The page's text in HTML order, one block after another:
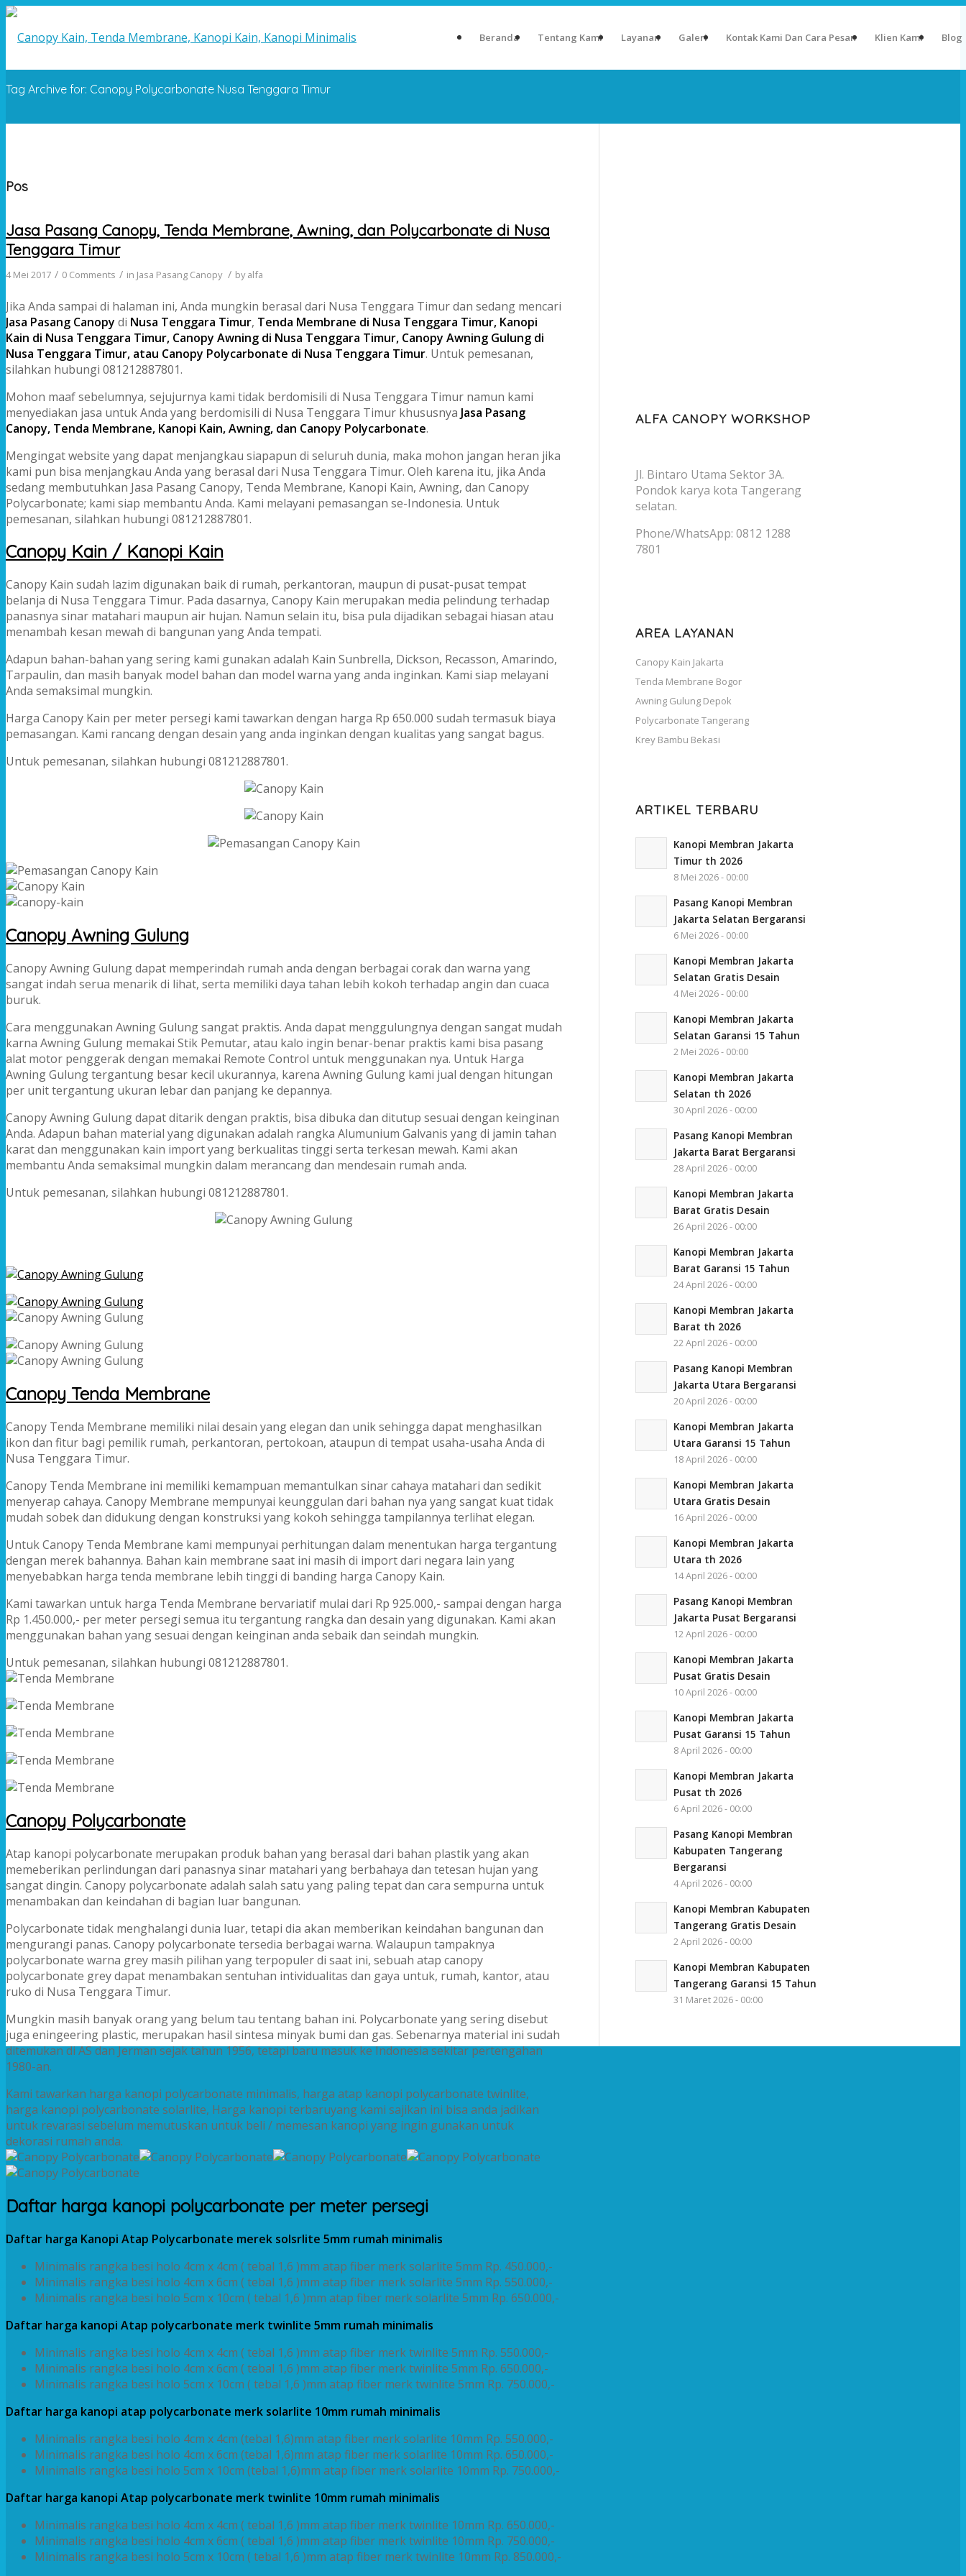
Beranda Tentang Kami Layanan Galeri Kontak Kami Dan Cara Pesan Klien Kami Blog
Tag Archive for: Canopy Polycarbonate Nusa Tenggara Timur
Pos
Jasa Pasang Canopy, Tenda Membrane, Awning, dan Polycarbonate di Nusa
Tenggara Timur
4 Mei 2017 / 0 Comments / in Jasa Pasang Canopy / byalfa
Jika Anda sampai di halaman ini, Anda mungkin berasal dari Nusa Tenggara Timur dan sedang mencari
Jasa Pasang Canopy di Nusa Tenggara Timur, Tenda Membrane di Nusa Tenggara Timur, Kanopi
Kain di Nusa Tenggara Timur, Canopy Awning di Nusa Tenggara Timur, Canopy Awning Gulung di
Nusa Tenggara Timur, atau Canopy Polycarbonate di Nusa Tenggara Timur. Untuk pemesanan,
silahkan hubungi 081212887801.
Mohon maaf sebelumnya, sejujurnya kami tidak berdomisili di Nusa Tenggara Timur namun kami
menyediakan jasa untuk Anda yang berdomisili di Nusa Tenggara Timur khususnya Jasa Pasang
Canopy, Tenda Membrane, Kanopi Kain, Awning, dan Canopy Polycarbonate.
Mengingat website yang dapat menjangkau siapapun di seluruh dunia, maka mohon jangan heran jika
kami pun bisa menjangkau Anda yang berasal dari Nusa Tenggara Timur. Oleh karena itu, jika Anda
sedang membutuhkan Jasa Pasang Canopy, Tenda Membrane, Kanopi Kain, Awning, dan Canopy
Polycarbonate; kami siap membantu Anda. Kami melayani pemasangan se-Indonesia. Untuk
pemesanan, silahkan hubungi 081212887801.
Canopy Kain / Kanopi Kain
Canopy Kain sudah lazim digunakan baik di rumah, perkantoran, maupun di pusat-pusat tempat
belanja di Nusa Tenggara Timur. Pada dasarnya, Canopy Kain merupakan media pelindung terhadap
panasnya sinar matahari maupun air hujan. Namun selain itu, bisa pula dijadikan sebagai hiasan atau
menambah kesan mewah di bangunan yang Anda tempati.
Adapun bahan-bahan yang sering kami gunakan adalah Kain Sunbrella, Dickson, Recasson, Amarindo,
Tarpaulin, dan masih banyak model bahan dan model warna yang anda inginkan. Kami siap melayani
Anda semaksimal mungkin.
Harga Canopy Kain per meter persegi kami tawarkan dengan harga Rp 650.000 sudah termasuk biaya
pemasangan. Kami rancang dengan desain yang anda inginkan dengan kualitas yang sangat bagus.
Untuk pemesanan, silahkan hubungi 081212887801.
Canopy Awning Gulung
Canopy Awning Gulung dapat memperindah rumah anda dengan berbagai corak dan warna yang
sangat indah serua menarik di lihat, serta memiliki daya tahan lebih kokoh terhadap angin dan cuaca
buruk.
Cara menggunakan Awning Gulung sangat praktis. Anda dapat menggulungnya dengan sangat mudah
karna Awning Gulung memakai Stik Pemutar, atau kalo ingin benar-benar praktis kami bisa pasang
alat motor penggerak dengan memakai Remote Control untuk menggunakan nya. Untuk Harga
Awning Gulung tergantung besar kecil ukurannya, karena Awning Gulung kami jual dengan hitungan
per unit tergantung ukuran lebar dan panjang ke depannya.
Canopy Awning Gulung dapat ditarik dengan praktis, bisa dibuka dan ditutup sesuai dengan keinginan
Anda. Adapun bahan material yang digunakan adalah rangka Alumunium Galvanis yang di jamin tahan
karat dan menggunakan kain import yang berkualitas tinggi serta terkesan mewah. Kami akan
membantu Anda semaksimal mungkin dalam merancang dan mendesain rumah anda.
Untuk pemesanan, silahkan hubungi 081212887801.
Canopy Tenda Membrane
Canopy Tenda Membrane memiliki nilai desain yang elegan dan unik sehingga dapat menghasilkan
ikon dan fitur bagi pemilik rumah, perkantoran, pertokoan, ataupun di tempat usaha-usaha Anda di
Nusa Tenggara Timur.
Canopy Tenda Membrane ini memiliki kemampuan memantulkan sinar cahaya matahari dan sedikit
menyerap cahaya. Canopy Membrane mempunyai keunggulan dari bahan nya yang sangat kuat tidak
mudah sobek dan didukung dengan konstruksi yang kokoh sehingga tampilannya terlihat elegan.
Untuk Canopy Tenda Membrane kami mempunyai perhitungan dalam menentukan harga tergantung
dengan merek bahannya. Bahan kain membrane saat ini masih di import dari negara lain yang
menyebabkan harga tenda membrane lebih tinggi di banding harga Canopy Kain.
Kami tawarkan untuk harga Tenda Membrane bervariatif mulai dari Rp 925.000,- sampai dengan harga
Rp 1.450.000,- per meter persegi semua itu tergantung rangka dan desain yang digunakan. Kami akan
menggunakan bahan yang sesuai dengan keinginan anda sebaik dan seindah mungkin.
Untuk pemesanan, silahkan hubungi 081212887801.
Canopy Polycarbonate
Atap kanopi polycarbonate merupakan produk bahan yang berasal dari bahan plastik yang akan
memeberikan perlindungan dari panasnya sinar matahari yang berbahaya dan tetesan hujan yang
sangat dingin. Canopy polycarbonate adalah salah satu yang paling tepat dan cara sempurna untuk
menambakan dan keindahan di bagian luar bangunan.
Polycarbonate tidak menghalangi dunia luar, tetapi dia akan memberikan keindahan bangunan dan
mengurangi panas. Canopy polycarbonate tersedia berbagai warna. Walaupun tampaknya
polycarbonate warna grey masih pilihan yang terpopuler di saat ini, sebuah atap canopy
polycarbonate grey dapat menambakan sentuhan intividualitas dan gaya untuk, rumah, kantor, atau
ruko di Nusa Tenggara Timur.
Mungkin masih banyak orang yang belum tau tentang bahan ini. Polycarbonate yang sering disebut
juga eningeering plastic, merupakan hasil sintesa minyak bumi dan gas. Sebenarnya material ini sudah
ditemukan di AS dan Jerman sejak tahun 1956, tetapi baru masuk ke Indonesia sekitar pertengahan
1980-an.
Kami tawarkan harga kanopi polycarbonate minimalis, harga atap kanopi polycarbonate twinlite,
harga kanopi polycarbonate solarlite, Harga kanopi terbaruyang kami sajikan ini bisa anda jadikan
untuk revarasi sebelum memutuskan untuk beli / memesan kanopi yang ingin gunakan untuk
dekorasi rumah anda.
Daftar harga kanopi polycarbonate per meter persegi
Daftar harga Kanopi Atap Polycarbonate merek solsrlite 5mm rumah minimalis
Minimalis rangka besi holo 4cm x 4cm ( tebal 1,6 )mm atap fiber merk solarlite 5mm Rp. 450.000,-
Minimalis rangka besi holo 4cm x 6cm ( tebal 1,6 )mm atap fiber merk solarlite 5mm Rp. 550.000,-
Minimalis rangka besi holo 5cm x 10cm ( tebal 1,6 )mm atap fiber merk solarlite 5mm Rp. 650.000,-
Daftar harga kanopi Atap polycarbonate merk twinlite 5mm rumah minimalis
Minimalis rangka besi holo 4cm x 4cm ( tebal 1,6 )mm atap fiber merk twinlite 5mm Rp. 550.000,-
Minimalis rangka besi holo 4cm x 6cm ( tebal 1,6 )mm atap fiber merk twinlite 5mm Rp. 650.000,-
Minimalis rangka besi holo 5cm x 10cm ( tebal 1,6 )mm atap fiber merk twinlite 5mm Rp. 750.000,-
Daftar harga kanopi atap polycarbonate merk solarlite 10mm rumah minimalis
Minimalis rangka besi holo 4cm x 4cm (tebal 1,6)mm atap fiber merk solarlite 10mm Rp. 550.000,-
Minimalis rangka besi holo 4cm x 6cm (tebal 1,6)mm atap fiber merk solarlite 10mm Rp. 650.000,-
Minimalis rangka besi holo 5cm x 10cm (tebal 1,6)mm atap fiber merk solarlite 10mm Rp. 750.000,-
Daftar harga kanopi Atap polycarbonate merk twinlite 10mm rumah minimalis
Minimalis rangka besi holo 4cm x 4cm ( tebal 1,6 )mm atap fiber merk twinlite 10mm Rp. 650.000,-
Minimalis rangka besi holo 4cm x 6cm ( tebal 1,6 )mm atap fiber merk twinlite 10mm Rp. 750.000,-
Minimalis rangka besi holo 5cm x 10cm ( tebal 1,6 )mm atap fiber merk twinlite 10mm Rp. 850.000,-
ALFA CANOPY WORKSHOP
Jl. Bintaro Utama Sektor 3A.
Pondok karya kota Tangerang
selatan.
Phone/WhatsApp: 0812 1288
7801
AREA LAYANAN
Canopy Kain Jakarta
Tenda Membrane Bogor
Awning Gulung Depok
Polycarbonate Tangerang
Krey Bambu Bekasi
ARTIKEL TERBARU
Kanopi Membran Jakarta
Timur th 2026
8 Mei 2026 - 00:00
Pasang Kanopi Membran
Jakarta Selatan Bergaransi
6 Mei 2026 - 00:00
Kanopi Membran Jakarta
Selatan Gratis Desain
4 Mei 2026 - 00:00
Kanopi Membran Jakarta
Selatan Garansi 15 Tahun
2 Mei 2026 - 00:00
Kanopi Membran Jakarta
Selatan th 2026
30 April 2026 - 00:00
Pasang Kanopi Membran
Jakarta Barat Bergaransi
28 April 2026 - 00:00
Kanopi Membran Jakarta
Barat Gratis Desain
26 April 2026 - 00:00
Kanopi Membran Jakarta
Barat Garansi 15 Tahun
24 April 2026 - 00:00
Kanopi Membran Jakarta
Barat th 2026
22 April 2026 - 00:00
Pasang Kanopi Membran
Jakarta Utara Bergaransi
20 April 2026 - 00:00
Kanopi Membran Jakarta
Utara Garansi 15 Tahun
18 April 2026 - 00:00
Kanopi Membran Jakarta
Utara Gratis Desain
16 April 2026 - 00:00
Kanopi Membran Jakarta
Utara th 2026
14 April 2026 - 00:00
Pasang Kanopi Membran
Jakarta Pusat Bergaransi
12 April 2026 - 00:00
Kanopi Membran Jakarta
Pusat Gratis Desain
10 April 2026 - 00:00
Kanopi Membran Jakarta
Pusat Garansi 15 Tahun
8 April 2026 - 00:00
Kanopi Membran Jakarta
Pusat th 2026
6 April 2026 - 00:00
Pasang Kanopi Membran
Kabupaten Tangerang
Bergaransi
4 April 2026 - 00:00
Kanopi Membran Kabupaten
Tangerang Gratis Desain
2 April 2026 - 00:00
Kanopi Membran Kabupaten
Tangerang Garansi 15 Tahun
31 Maret 2026 - 00:00